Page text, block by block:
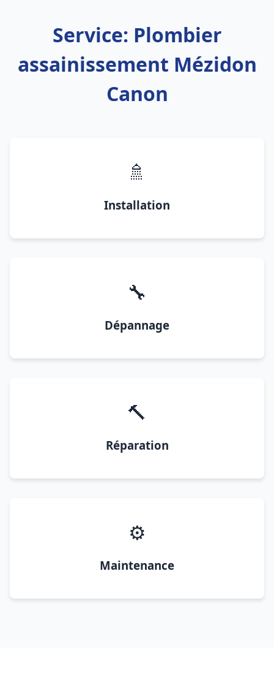
Service: Plombier
assainissement Mézidon
Canon
🚿
Installation
🔧
Dépannage
🔨
Réparation
⚙️
Maintenance